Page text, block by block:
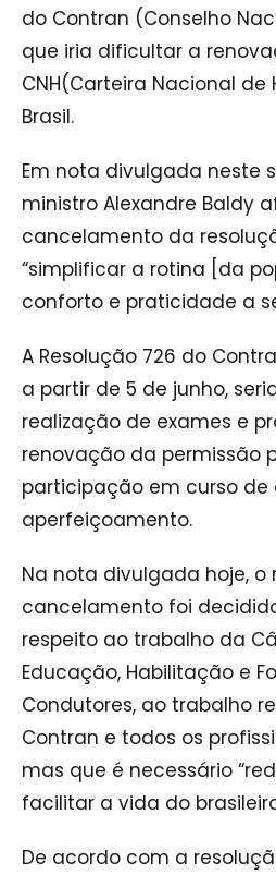
do Contran (Conselho
que iria dificultar a
CNH(Carteira Nacional
Brasil.
Em nota divulgada neste
ministro Alexandre Baldy
cancelamento da
“simplificar a rotina [da
conforto e praticidade a
A Resolução 726 do
a partir de 5 de junho,
realização de exames e
renovação da permissão
participação em curso de
aperfeiçoamento.
Na nota divulgada hoje, o
cancelamento foi
respeito ao trabalho da
Educação, Habilitação e
Condutores, ao trabalho
Contran e todos os
mas que é necessário
facilitar a vida do
De acordo com a